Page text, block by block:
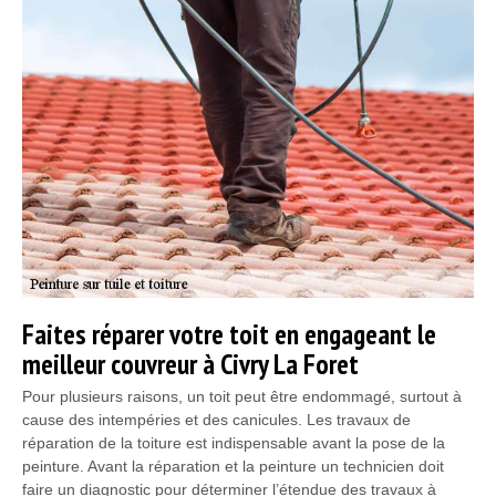
Faites réparer votre toit en engageant le
meilleur couvreur à Civry La Foret
Pour plusieurs raisons, un toit peut être endommagé, surtout à
cause des intempéries et des canicules. Les travaux de
réparation de la toiture est indispensable avant la pose de la
peinture. Avant la réparation et la peinture un technicien doit
faire un diagnostic pour déterminer l’étendue des travaux à